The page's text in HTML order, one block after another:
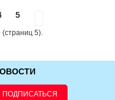
5
(страниц 5).
ПОДПИСАТЬСЯ